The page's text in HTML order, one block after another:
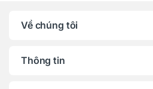
Về chúng tôi
Thông tin